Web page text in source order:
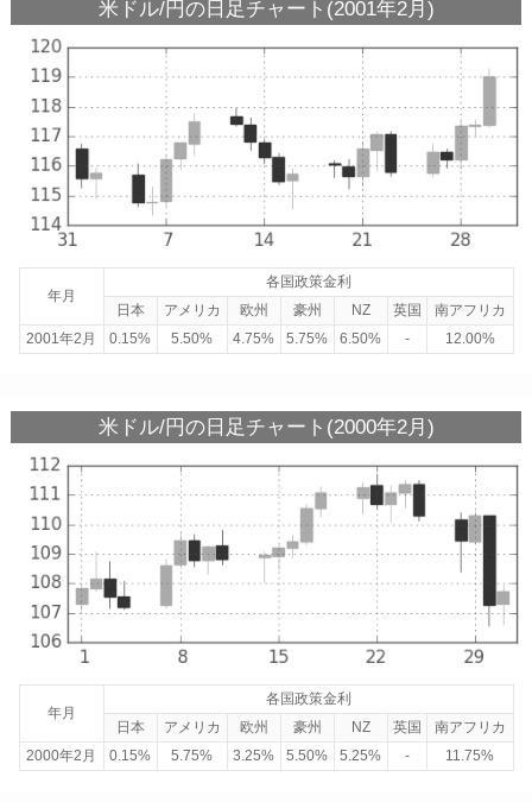
米ドル/円の日足チャート(2001年2月)
年月
各国政策金利
日本
アメリカ 欧州 豪州 NZ 英国
南アフリカ
2001年2月
0.15% 5.50% 4.75% 5.75% 6.50% - 12.00%
米ドル/円の日足チャート(2000年2月)
年月
各国政策金利
日本
アメリカ 欧州 豪州 NZ 英国
南アフリカ
2000年2月
0.15% 5.75% 3.25% 5.50% 5.25% - 11.75%